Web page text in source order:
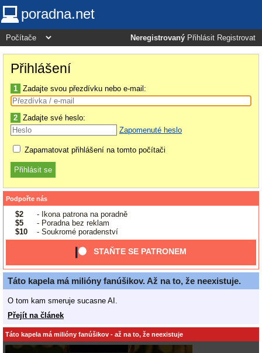
poradna.net
Neregistrovaný Přihlásit Registrovat
Přihlášení
1 Zadajte svou přezdívku nebo e-mail:
2 Zadajte své heslo:
Zapomenuté heslo
Zapamatovat přihlášení na tomto počítači
Podpořte nás
$2
- Ikona patrona na poradně
$5
- Poradna bez reklam
$10
- Soukromé poradenství
STAŇTE SE PATRONEM
Táto kapela má milióny fanúšikov. Až na to, že neexistuje.
O tom kam smeruje sucasne AI.
Přejít na článek
Táto kapela má milióny fanúšikov - až na to, že neexistuje